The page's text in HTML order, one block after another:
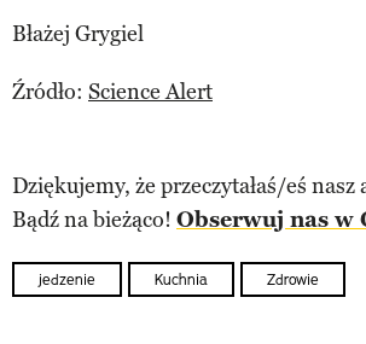
Błażej Grygiel
Źródło: Science Alert
Dziękujemy, że przeczytałaś/eś nasz
Bądź na bieżąco! Obserwuj nas w
jedzenie Kuchnia Zdrowie